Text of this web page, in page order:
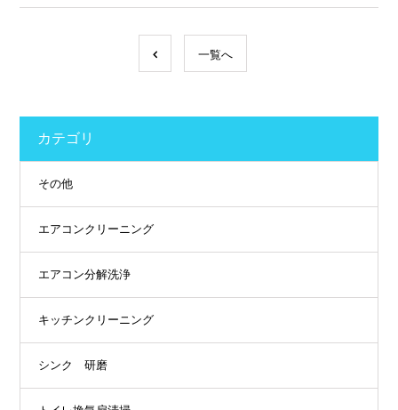
一覧へ
カテゴリ
その他
エアコンクリーニング
エアコン分解洗浄
キッチンクリーニング
シンク 研磨